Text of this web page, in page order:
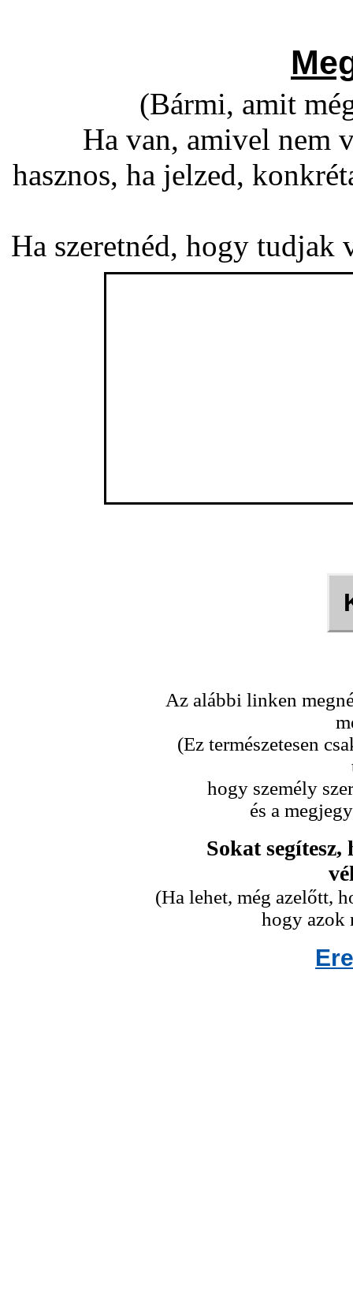
(Bármi, amit
Ha van, amivel nem
hasznos, ha jelzed,
Ha szeretnéd, hogy
Az alábbi linken
(Ez természetesen
hogy személy
és a
Sokat
(Ha lehet, még azelőtt,
hogy azok